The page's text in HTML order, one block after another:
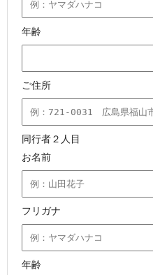
年齢
ご住所
同行者２人目
お名前
フリガナ
年齢